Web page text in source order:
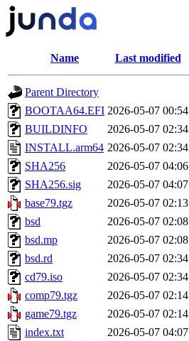
Name Last modified
Parent Directory
BOOTAA64.EFI 2026-05-07 00:54
BUILDINFO
2026-05-07 02:34
INSTALL.arm64 2026-05-07 02:34
SHA256
2026-05-07 04:06
SHA256.sig
2026-05-07 04:07
base79.tgz
2026-05-07 02:13
bsd
2026-05-07 02:08
bsd.mp
2026-05-07 02:08
bsd.rd
2026-05-07 02:34
cd79.iso
2026-05-07 02:34
comp79.tgz
2026-05-07 02:14
game79.tgz
2026-05-07 02:14
index.txt
2026-05-07 04:07